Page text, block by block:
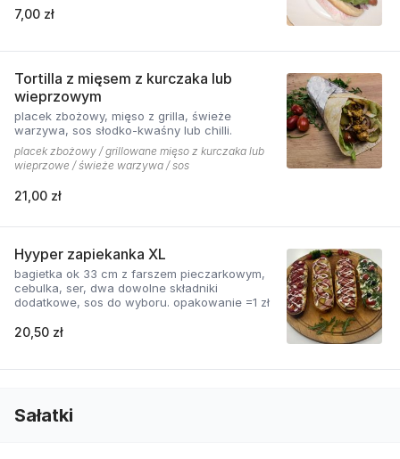
7,00 zł
Tortilla z mięsem z kurczaka lub
wieprzowym
placek zbożowy, mięso z grilla, świeże
warzywa, sos słodko-kwaśny lub chilli.
placek zbożowy / grillowane mięso z kurczaka lub
wieprzowe / świeże warzywa / sos
21,00 zł
Hyyper zapiekanka XL
bagietka ok 33 cm z farszem pieczarkowym,
cebulka, ser, dwa dowolne składniki
dodatkowe, sos do wyboru. opakowanie =1 zł
20,50 zł
Sałatki